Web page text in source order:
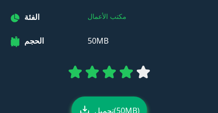
الفئة مكتب الأعمال
الحجم 50MB
تحميل(50MB)